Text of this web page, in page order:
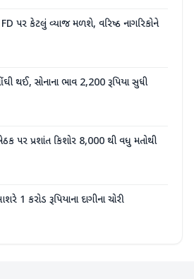
FD પર કેટલું વ્યાજ મળશે, વરિષ્ઠ નાગરિકોને
થઈ, સોનાના ભાવ 2,200 રૂપિયા સુધી
પર પ્રશાંત કિશોર 8,000 થી વધુ મતોથી
1 કરોડ રૂપિયાના દાગીના ચોરી